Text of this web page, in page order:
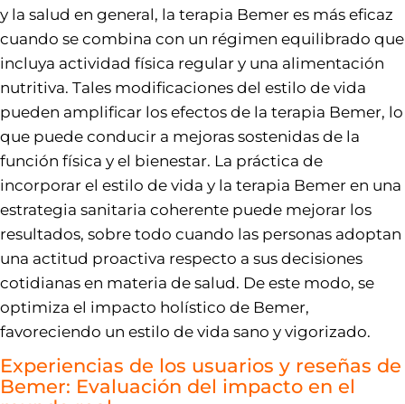
y la salud en general, la terapia Bemer es más eficaz
cuando se combina con un régimen equilibrado que
incluya actividad física regular y una alimentación
nutritiva. Tales modificaciones del estilo de vida
pueden amplificar los efectos de la terapia Bemer, lo
que puede conducir a mejoras sostenidas de la
función física y el bienestar. La práctica de
incorporar el estilo de vida y la terapia Bemer en una
estrategia sanitaria coherente puede mejorar los
resultados, sobre todo cuando las personas adoptan
una actitud proactiva respecto a sus decisiones
cotidianas en materia de salud. De este modo, se
optimiza el impacto holístico de Bemer,
favoreciendo un estilo de vida sano y vigorizado.
Experiencias de los usuarios y reseñas de
Bemer: Evaluación del impacto en el